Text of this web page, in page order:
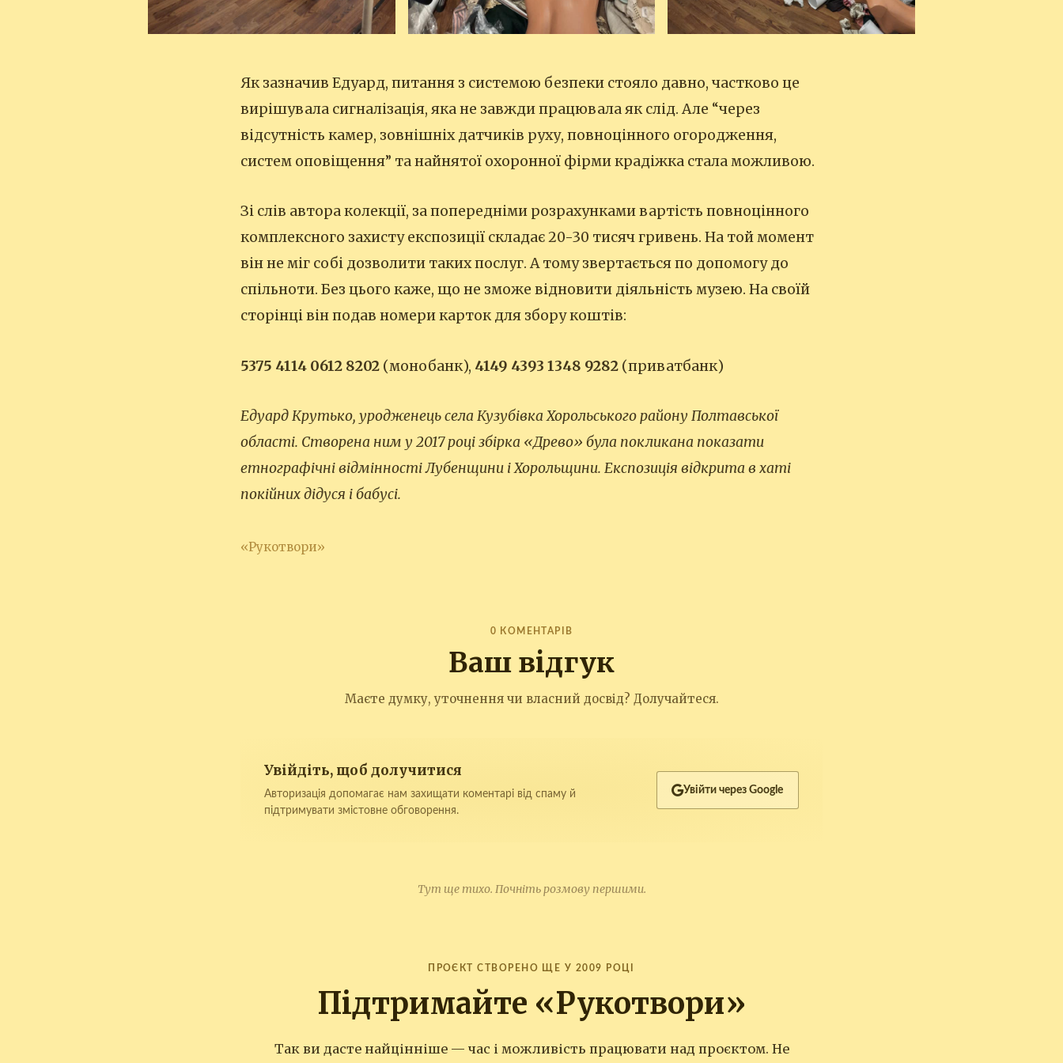
Як зазначив Едуард, питання з системою безпеки стояло давно, частково це
вирішувала сигналізація, яка не завжди працювала як слід. Але “через
відсутність камер, зовнішніх датчиків руху, повноцінного огородження,
систем оповіщення” та найнятої охоронної фірми крадіжка стала можливою.
Зі слів автора колекції, за попередніми розрахунками вартість повноцінного
комплексного захисту експозиції складає 20-30 тисяч гривень. На той момент
він не міг собі дозволити таких послуг. А тому звертається по допомогу до
спільноти. Без цього каже, що не зможе відновити діяльність музею. На своїй
сторінці він подав номери карток для збору коштів:
5375 4114 0612 8202 (монобанк), 4149 4393 1348 9282 (приватбанк)
Едуард Крутько, уродженець села Кузубівка Хорольського району Полтавської
області. Створена ним у 2017 році збірка «Древо» була покликана показати
етнографічні відмінності Лубенщини і Хорольщини. Експозиція відкрита в хаті
покійних дідуся і бабусі.
«Рукотвори»
0 КОМЕНТАРІВ
Ваш відгук
Маєте думку, уточнення чи власний досвід? Долучайтеся.
Увійдіть, щоб долучитися
Авторизація допомагає нам захищати коментарі від спаму й
підтримувати змістовне обговорення.
Увійти через Google
Тут ще тихо. Почніть розмову першими.
ПРОЄКТ СТВОРЕНО ЩЕ У 2009 РОЦІ
Підтримайте «Рукотвори»
Так ви дасте найцінніше — час і можливість працювати над проєктом. Не